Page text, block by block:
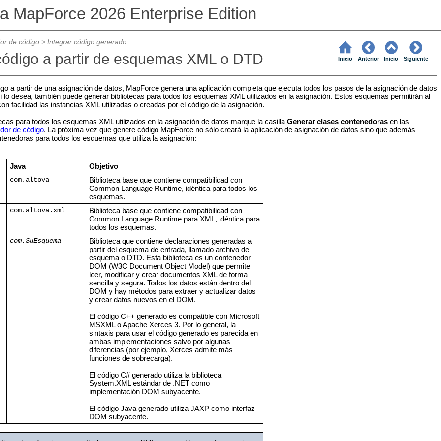
MapForce 2026 Enterprise Edition
de código> Integrar código generado
a partir de esquemas XML o DTD Inicio Anterior Inicio Siguiente
a partir de una asignación de datos, MapForce genera una aplicación completa que ejecuta todos los pasos de la asignación de datos
lo desea, también puede generar bibliotecas para todos los esquemas XML utilizados en la asignación. Estos esquemas permitirán al
facilidad las instancias XML utilizadas o creadas por el código de la asignación.
para todos los esquemas XML utilizados en la asignación de datos marque la casilla Generar clases contenedorasen las
de código. La próxima vez que genere código MapForce no sólo creará la aplicación de asignación de datos sino que además
para todos los esquemas que utiliza la asignación:
Java
Objetivo
com.altova
Biblioteca base que contiene compatibilidad con
Common Language Runtime, idéntica para todos los
esquemas.
com.altova.xml
Biblioteca base que contiene compatibilidad con
Common Language Runtime para XML, idéntica para
todos los esquemas.
com.SuEsquema
Biblioteca que contiene declaraciones generadas a
partir del esquema de entrada, llamado archivo de
esquema o DTD. Esta biblioteca es un contenedor
DOM (W3C Document Object Model) que permite
leer, modificar y crear documentos XML de forma
sencilla y segura. Todos los datos están dentro del
DOM y hay métodos para extraer y actualizar datos
y crear datos nuevos en el DOM.
El código C++ generado es compatible con Microsoft
MSXML o Apache Xerces 3. Por lo general, la
sintaxis para usar el código generado es parecida en
ambas implementaciones salvo por algunas
diferencias (por ejemplo, Xerces admite más
funciones de sobrecarga).
El código C# generado utiliza la biblioteca
System.XML estándar de .NET como
implementación DOM subyacente.
El código Java generado utiliza JAXP como interfaz
DOM subyacente.